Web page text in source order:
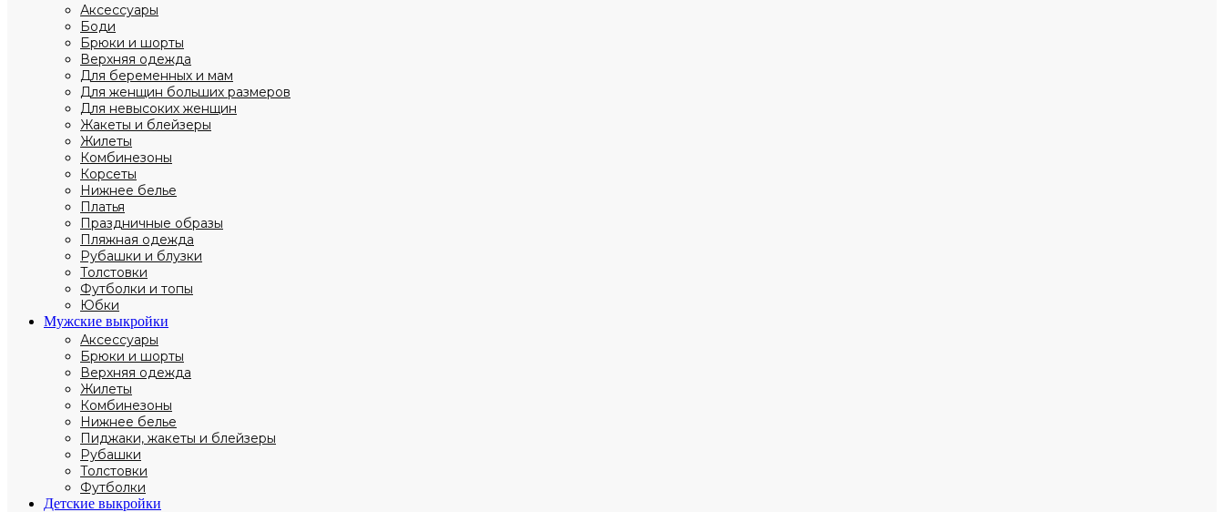
Аксессуары
Боди
Брюки и шорты
Верхняя одежда
Для беременных и мам
Для женщин больших размеров
Для невысоких женщин
Жакеты и блейзеры
Жилеты
Комбинезоны
Корсеты
Нижнее белье
Платья
Праздничные образы
Пляжная одежда
Рубашки и блузки
Толстовки
Футболки и топы
Юбки
Мужские выкройки
Аксессуары
Брюки и шорты
Верхняя одежда
Жилеты
Комбинезоны
Нижнее белье
Пиджаки, жакеты и блейзеры
Рубашки
Толстовки
Футболки
Детские выкройки